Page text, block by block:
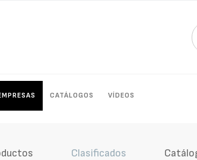
CATÁLOGOS VÍDEOS
Clasificados